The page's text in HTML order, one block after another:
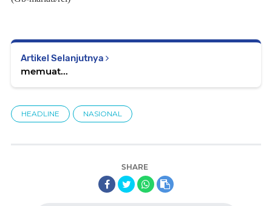
Artikel Selanjutnya
memuat...
HEADLINE NASIONAL
SHARE